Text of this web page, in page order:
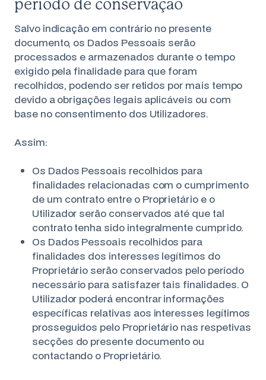
período de conservação
Salvo indicação em contrário no presente
documento, os Dados Pessoais serão
processados e armazenados durante o tempo
exigido pela finalidade para que foram
recolhidos, podendo ser retidos por mais tempo
devido a obrigações legais aplicáveis ou com
base no consentimento dos Utilizadores.
Assim:
Os Dados Pessoais recolhidos para
finalidades relacionadas com o cumprimento
de um contrato entre o Proprietário e o
Utilizador serão conservados até que tal
contrato tenha sido integralmente cumprido.
Os Dados Pessoais recolhidos para
finalidades dos interesses legítimos do
Proprietário serão conservados pelo período
necessário para satisfazer tais finalidades. O
Utilizador poderá encontrar informações
específicas relativas aos interesses legítimos
prosseguidos pelo Proprietário nas respetivas
secções do presente documento ou
contactando o Proprietário.